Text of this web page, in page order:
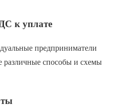
к уплате
предприниматели
различные способы и схемы